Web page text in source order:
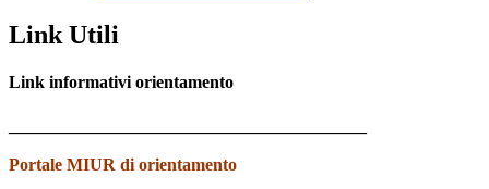
Link Utili
Link informativi orientamento
Portale MIUR di orientamento